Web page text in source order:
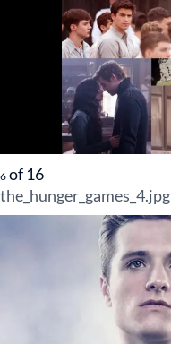
6 of 16
the_hunger_games_4.jpg